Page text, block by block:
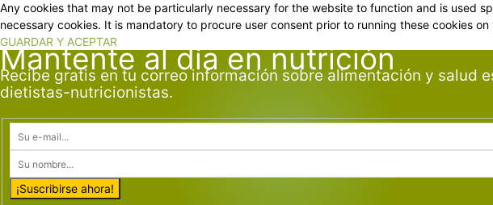
Any cookies that may not be particularly necessary for the website to function and is used
necessary cookies. It is mandatory to procure user consent prior to running these cookies on
GUARDAR Y ACEPTAR
Mantente al día en nutrición
Recibe gratis en tu correo información sobre alimentación y salud
dietistas-nutricionistas.
¡Suscribirse ahora!